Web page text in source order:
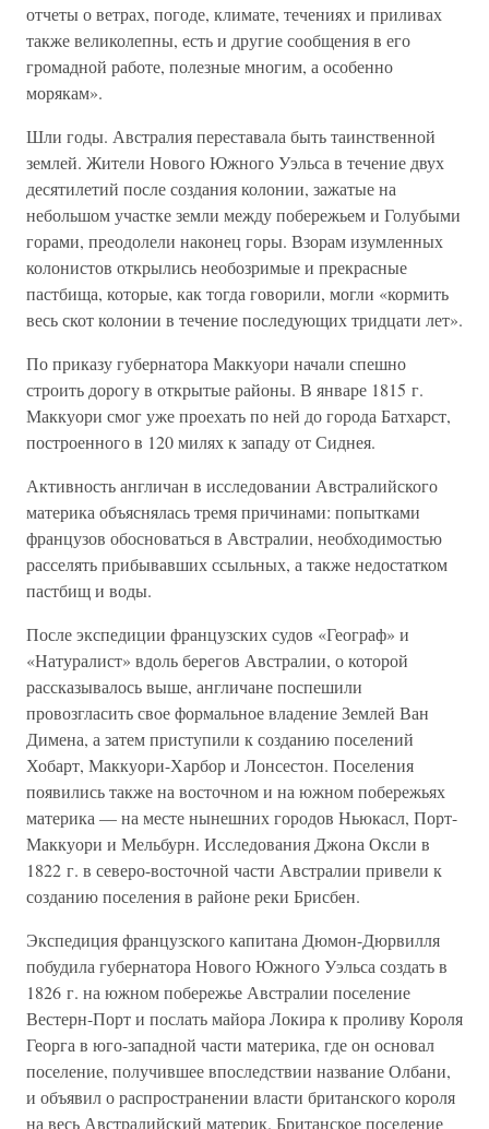
отчеты о ветрах, погоде, климате, течениях и приливах
также великолепны, есть и другие сообщения в его
громадной работе, полезные многим, а особенно
морякам».
Шли годы. Австралия переставала быть таинственной
землей. Жители Нового Южного Уэльса в течение двух
десятилетий после создания колонии, зажатые на
небольшом участке земли между побережьем и Голубыми
горами, преодолели наконец горы. Взорам изумленных
колонистов открылись необозримые и прекрасные
пастбища, которые, как тогда говорили, могли «кормить
весь скот колонии в течение последующих тридцати лет».
По приказу губернатора Маккуори начали спешно
строить дорогу в открытые районы. В январе 1815 г.
Маккуори смог уже проехать по ней до города Батхарст,
построенного в 120 милях к западу от Сиднея.
Активность англичан в исследовании Австралийского
материка объяснялась тремя причинами: попытками
французов обосноваться в Австралии, необходимостью
расселять прибывавших ссыльных, а также недостатком
пастбищ и воды.
После экспедиции французских судов «Географ» и
«Натуралист» вдоль берегов Австралии, о которой
рассказывалось выше, англичане поспешили
провозгласить свое формальное владение Землей Ван
Димена, а затем приступили к созданию поселений
Хобарт, Маккуори-Харбор и Лонсестон. Поселения
появились также на восточном и на южном побережьях
материка — на месте нынешних городов Ньюкасл, Порт-
Маккуори и Мельбурн. Исследования Джона Оксли в
1822 г. в северо-восточной части Австралии привели к
созданию поселения в районе реки Брисбен.
Экспедиция французского капитана Дюмон-Дюрвилля
побудила губернатора Нового Южного Уэльса создать в
1826 г. на южном побережье Австралии поселение
Вестерн-Порт и послать майора Локира к проливу Короля
Георга в юго-западной части материка, где он основал
поселение, получившее впоследствии название Олбани,
и объявил о распространении власти британского короля
на весь Австралийский материк. Британское поселение